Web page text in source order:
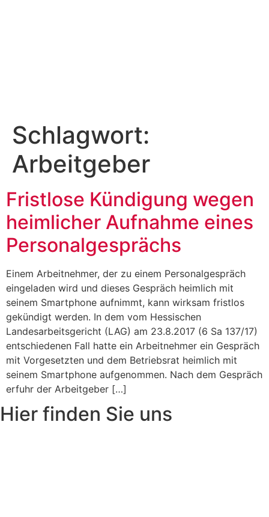
Schlagwort:
Arbeitgeber
Fristlose Kündigung wegen
heimlicher Aufnahme eines
Personalgesprächs
Einem Arbeitnehmer, der zu einem Personalgespräch
eingeladen wird und dieses Gespräch heimlich mit
seinem Smartphone aufnimmt, kann wirksam fristlos
gekündigt werden. In dem vom Hessischen
Landesarbeitsgericht (LAG) am 23.8.2017 (6 Sa 137/17)
entschiedenen Fall hatte ein Arbeitnehmer ein Gespräch
mit Vorgesetzten und dem Betriebsrat heimlich mit
seinem Smartphone aufgenommen. Nach dem Gespräch
erfuhr der Arbeitgeber […]
Hier finden Sie uns